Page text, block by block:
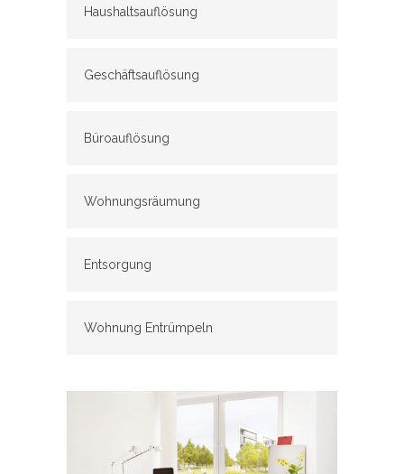
Haushaltsauflösung
Geschäftsauflösung
Büroauflösung
Wohnungsräumung
Entsorgung
Wohnung Entrümpeln